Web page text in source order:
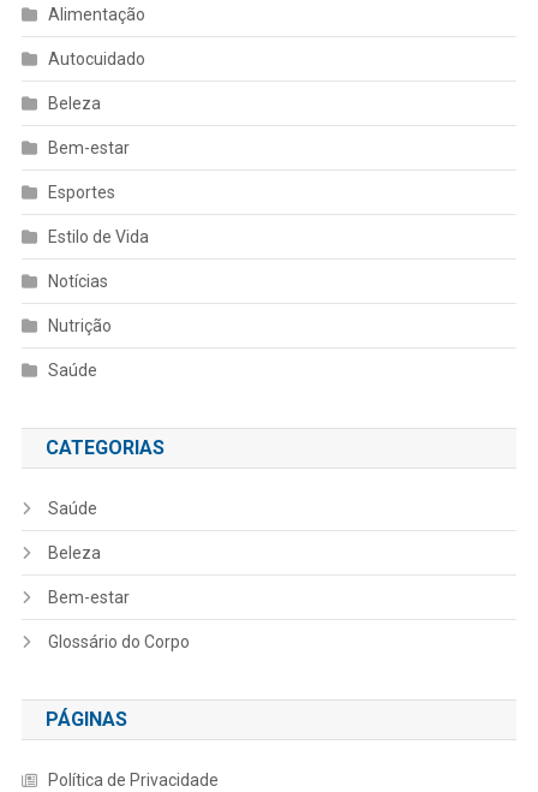
Alimentação
Autocuidado
Beleza
Bem-estar
Esportes
Estilo de Vida
Notícias
Nutrição
Saúde
CATEGORIAS
Saúde
Beleza
Bem-estar
Glossário do Corpo
PÁGINAS
Política de Privacidade